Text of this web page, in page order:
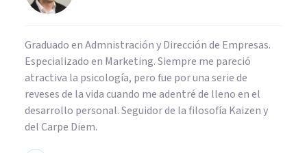
Graduado en Admnistración y Dirección de Empresas.
Especializado en Marketing. Siempre me pareció
atractiva la psicología, pero fue por una serie de
reveses de la vida cuando me adentré de lleno en el
desarrollo personal. Seguidor de la filosofía Kaizen y
del Carpe Diem.